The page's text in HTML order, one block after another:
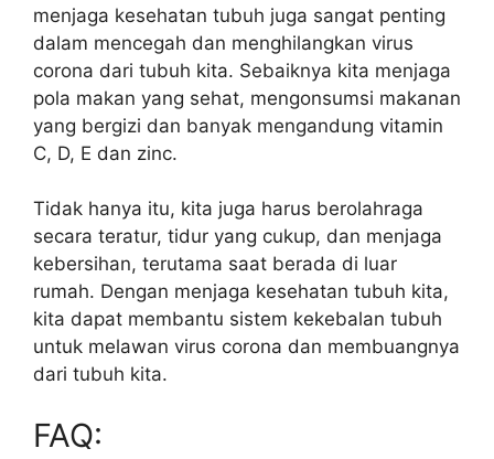
menjaga kesehatan tubuh juga sangat penting
dalam mencegah dan menghilangkan virus
corona dari tubuh kita. Sebaiknya kita menjaga
pola makan yang sehat, mengonsumsi makanan
yang bergizi dan banyak mengandung vitamin
C, D, E dan zinc.
Tidak hanya itu, kita juga harus berolahraga
secara teratur, tidur yang cukup, dan menjaga
kebersihan, terutama saat berada di luar
rumah. Dengan menjaga kesehatan tubuh kita,
kita dapat membantu sistem kekebalan tubuh
untuk melawan virus corona dan membuangnya
dari tubuh kita.
FAQ: